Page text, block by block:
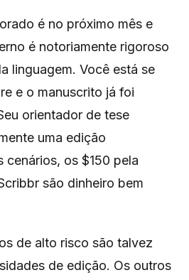
é no próximo mês e
é notoriamente rigoroso
linguagem. Você está se
e o manuscrito já foi
orientador de tese
uma edição
cenários, os $150 pela
são dinheiro bem
de alto risco são talvez
de edição. Os outros